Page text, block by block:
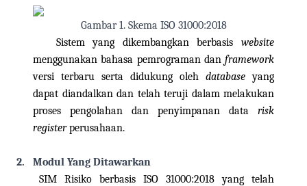
Gambar 1. Skema ISO 31000:2018
Sistem yang dikembangkan berbasis website
menggunakan bahasa pemrograman dan framework
versi terbaru serta didukung oleh database yang
dapat diandalkan dan telah teruji dalam melakukan
proses pengolahan dan penyimpanan data risk
registerperusahaan.
2.
Modul Yang Ditawarkan
SIM Risiko berbasis ISO 31000:2018 yang telah